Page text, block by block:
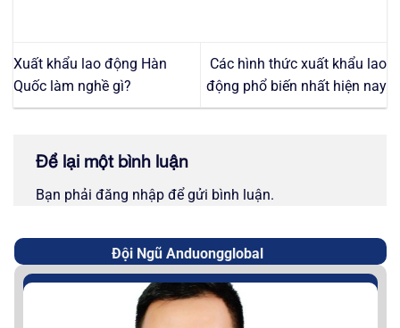
Xuất khẩu lao động Hàn
Quốc làm nghề gì?
Các hình thức xuất khẩu lao
động phổ biến nhất hiện nay
Để lại một bình luận
Bạn phải đăng nhập để gửi bình luận.
Đội Ngũ Anduongglobal